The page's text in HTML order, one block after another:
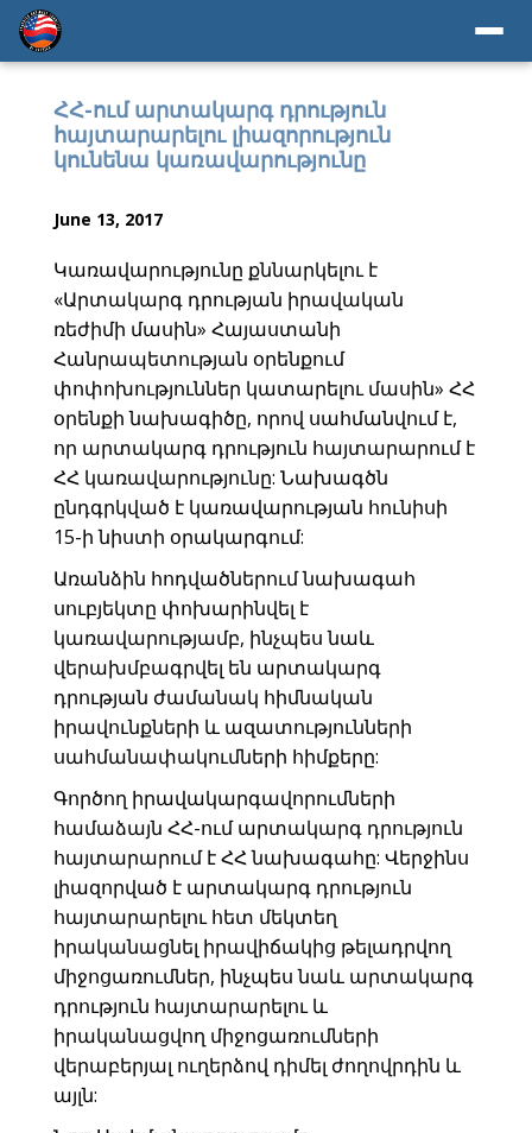
ՀՀ-ում արտակարգ դրություն
հայտարարելու լիազորություն
կունենա կառավարությունը
June 13, 2017
Կառավարությունը քննարկելու է
«Արտակարգ դրության իրավական
ռեժիմի մասին» Հայաստանի
Հանրապետության օրենքում
փոփոխություններ կատարելու մասին» ՀՀ
օրենքի նախագիծը, որով սահմանվում է,
որ արտակարգ դրություն հայտարարում է
ՀՀ կառավարությունը: Նախագծն
ընդգրկված է կառավարության հունիսի
15-ի նիստի օրակարգում:
Առանձին հոդվածներում նախագահ
սուբյեկտը փոխարինվել է
կառավարությամբ, ինչպես նաև
վերախմբագրվել են արտակարգ
դրության ժամանակ հիմնական
իրավունքների և ազատությունների
սահմանափակումների հիմքերը:
Գործող իրավակարգավորումների
համաձայն ՀՀ-ում արտակարգ դրություն
հայտարարում է ՀՀ նախագահը: Վերջինս
լիազորված է արտակարգ դրություն
հայտարարելու հետ մեկտեղ
իրականացնել իրավիճակից թելադրվող
միջոցառումներ, ինչպես նաև արտակարգ
դրություն հայտարարելու և
իրականացվող միջոցառումների
վերաբերյալ ուղերձով դիմել ժողովրդին և
այլն: